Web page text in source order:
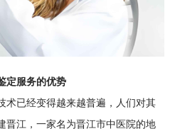
定服务的优势
术已经变得越来越普遍，人们对其
晋江，一家名为晋江市中医院的地